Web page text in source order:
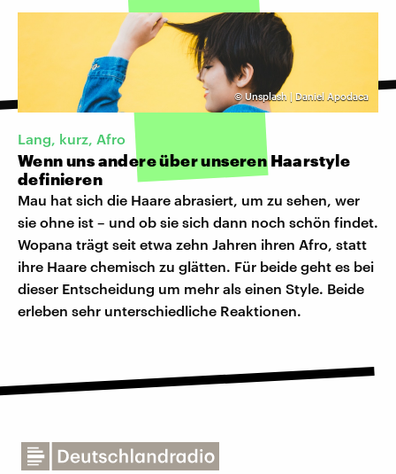
© Unsplash | Daniel Apodaca
Lang, kurz, Afro
Wenn uns andere über unseren Haarstyle
definieren
Mau hat sich die Haare abrasiert, um zu sehen, wer
sie ohne ist – und ob sie sich dann noch schön findet.
Wopana trägt seit etwa zehn Jahren ihren Afro, statt
ihre Haare chemisch zu glätten. Für beide geht es bei
dieser Entscheidung um mehr als einen Style. Beide
erleben sehr unterschiedliche Reaktionen.